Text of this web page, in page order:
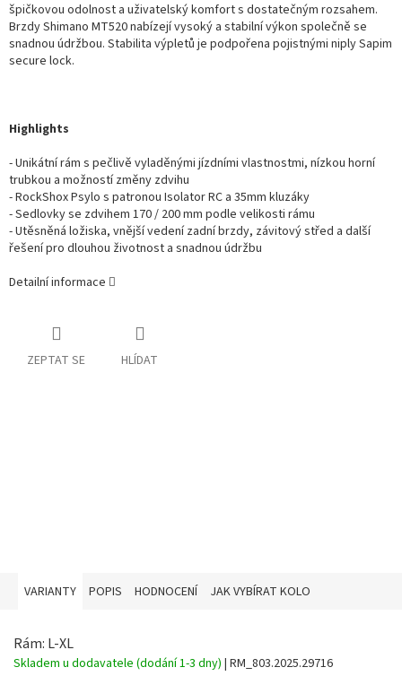
špičkovou odolnost a uživatelský komfort s dostatečným rozsahem.
Brzdy Shimano MT520 nabízejí vysoký a stabilní výkon společně se
snadnou údržbou. Stabilita výpletů je podpořena pojistnými niply Sapim
secure lock.
Highlights
- Unikátní rám s pečlivě vyladěnými jízdními vlastnostmi, nízkou horní
trubkou a možností změny zdvihu
- RockShox Psylo s patronou Isolator RC a 35mm kluzáky
- Sedlovky se zdvihem 170 / 200 mm podle velikosti rámu
- Utěsněná ložiska, vnější vedení zadní brzdy, závitový střed a další
řešení pro dlouhou životnost a snadnou údržbu
Detailní informace
ZEPTAT SE HLÍDAT
VARIANTY POPIS HODNOCENÍ JAK VYBÍRAT KOLO
Rám: L-XL
Skladem u dodavatele (dodání 1-3 dny) | RM_803.2025.29716